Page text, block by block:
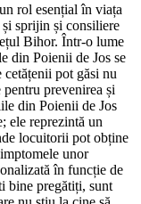
rol esențial în viața
sprijin și consiliere
Bihor. Într-o lume
din Poienii de Jos se
cetățenii pot găsi nu
prevenirea și
din Poienii de Jos
ele reprezintă un
locuitorii pot obține
unor
în funcție de
bine pregătiți, sunt